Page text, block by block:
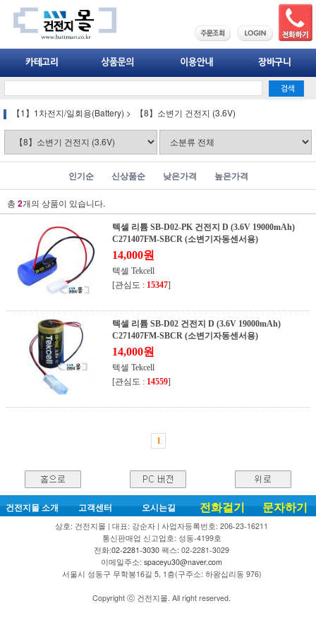
【1】1차전지/일회용(Battery) > 【8】소변기 건전지 (3.6V)
인기순 신상품순 낮은가격 높은가격
총 2개의 상품이 있습니다.
텍셀 리튬 SB-D02-PK 건전지 D (3.6V 19000mAh)
C271407FM-SBCR (소변기자동센서용)
14,000원
텍셀 Tekcell
[관심도 : 15347]
텍셀 리튬 SB-D02 건전지 D (3.6V 19000mAh)
C271407FM-SBCR (소변기자동센서용)
14,000원
텍셀 Tekcell
[관심도 : 14559]
1
건전지몰 소개 고객센터 오시는길 전화걸기 문자하기
상호: 건전지몰 | 대표: 강순자 | 사업자등록번호: 206-23-16211
통신판매업 신고업호: 성동-4199호
전화:02-2281-3030 팩스: 02-2281-3029
이메일주소: spaceyu30@naver.com
서울시 성동구 무학봉16길 5, 1층(구주소: 하왕십리동 976)
Copyright ⓒ 건전지몰. All right reserved.